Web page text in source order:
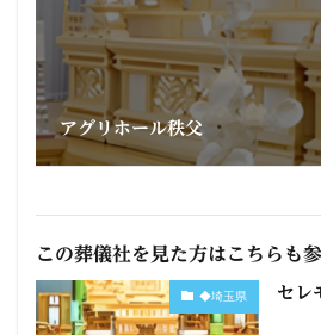
アグリホール秩父
この葬儀社を見た方はこちらも
◆埼玉県 セレ